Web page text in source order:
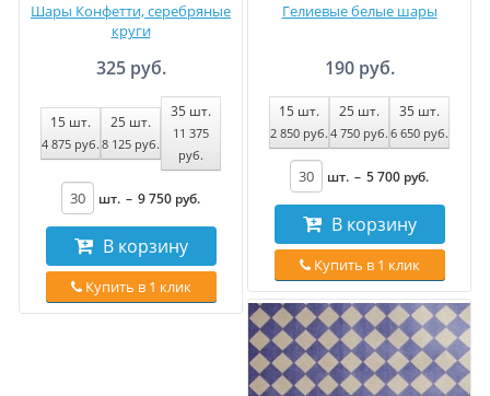
Шары Конфетти, серебряные
круги
325 руб.
15 шт.
4 875 руб.
25 шт.
8 125 руб.
35 шт.
11 375
руб.
шт. – 9 750 руб.
В корзину
Купить в 1 клик
Гелиевые белые шары
190 руб.
15 шт.
2 850 руб.
25 шт.
4 750 руб.
35 шт.
6 650 руб.
шт. – 5 700 руб.
В корзину
Купить в 1 клик